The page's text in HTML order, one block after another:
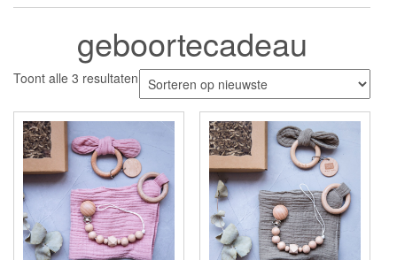
geboortecadeau
Toont alle 3 resultaten Gesorteerd
op
nieuwste